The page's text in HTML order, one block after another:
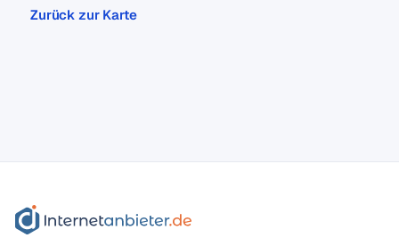
Zurück zur Karte